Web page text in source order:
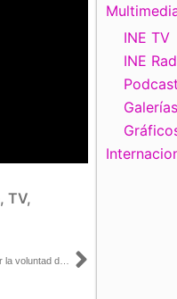
, TV,
Siguiente
INE TV
INE
Podcast
Galerías